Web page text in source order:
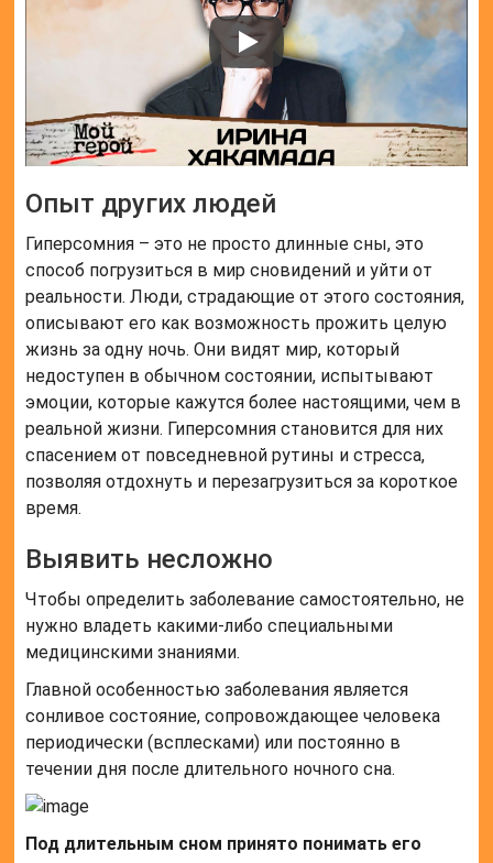
Опыт других людей
Гиперсомния – это не просто длинные сны, это
способ погрузиться в мир сновидений и уйти от
реальности. Люди, страдающие от этого состояния,
описывают его как возможность прожить целую
жизнь за одну ночь. Они видят мир, который
недоступен в обычном состоянии, испытывают
эмоции, которые кажутся более настоящими, чем в
реальной жизни. Гиперсомния становится для них
спасением от повседневной рутины и стресса,
позволяя отдохнуть и перезагрузиться за короткое
время.
Выявить несложно
Чтобы определить заболевание самостоятельно, не
нужно владеть какими-либо специальными
медицинскими знаниями.
Главной особенностью заболевания является
сонливое состояние, сопровождающее человека
периодически (всплесками) или постоянно в
течении дня после длительного ночного сна.
Под длительным сном принято понимать его